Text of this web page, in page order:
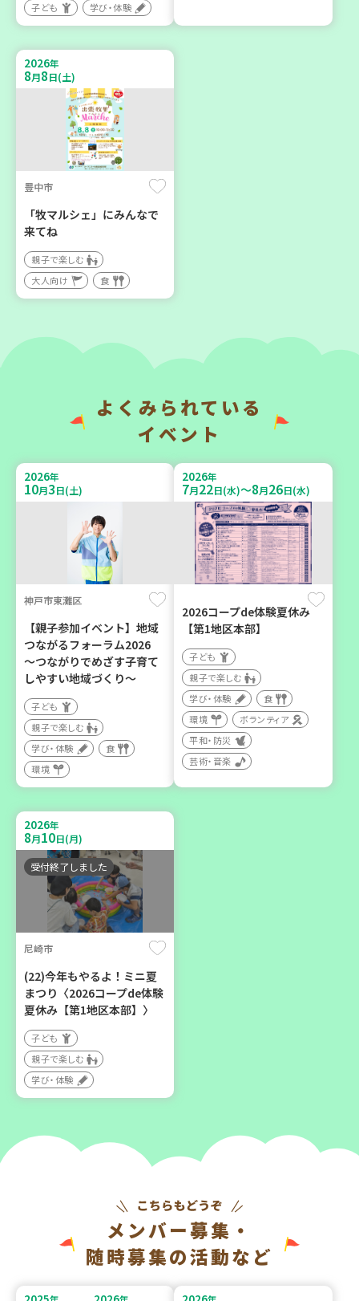
神戸市兵庫区
BOSAI(ぼうさい)教室～か
ぞくで楽しくまなぼうさい
～
学び・体験
平和・防災
2026年
24
【第3地区本部】地域のつど
い場で憩いのひとときを
【第3地区本部】住み慣れた
地域で暮らしたい 「コープ
2026年
9月6日(日)
西宮市
野菜を食べよう！ベジ活キ
ャンペーン【第２地区】
子ども
親子で楽しむ
学び・体験
2026年
10月6日(火)
「フードプラン上富田みか
ん」バスで行く 産地見学＆
生産者交流会
学び・体験 食
2026 年
9月12日(土)
豊岡市
大人の発達障がいを学び、
か？
大人向け
学び・体験
子ども 学び・体験
2026年
8月8日(土)
豊中市
「牧マルシェ」にみんなで
来てね
親子で楽しむ
大人向け
食
よくみられている
イベント
2026年
10月3日(土)
神戸市東灘区
【親子参加イベント】地域
つながるフォーラム2026
～つながりでめざす子育て
しやすい地域づくり～
子ども
親子で楽しむ
学び・体験
食
環境
2026年
7月22日(水)～8月26日(水)
2026コープde体験夏休み
【第1地区本部】
子ども
親子で楽しむ
学び・体験
食
環境
ボランティア
平和・防災
芸術・音楽
2026年
8月10日(月)
受付終了しました
尼崎市
(22)今年もやるよ！ミニ夏
まつり〈2026コープde体験
夏休み【第1地区本部】〉
子ども
親子で楽しむ
学び・体験
メンバー募集・
随時募集の活動など